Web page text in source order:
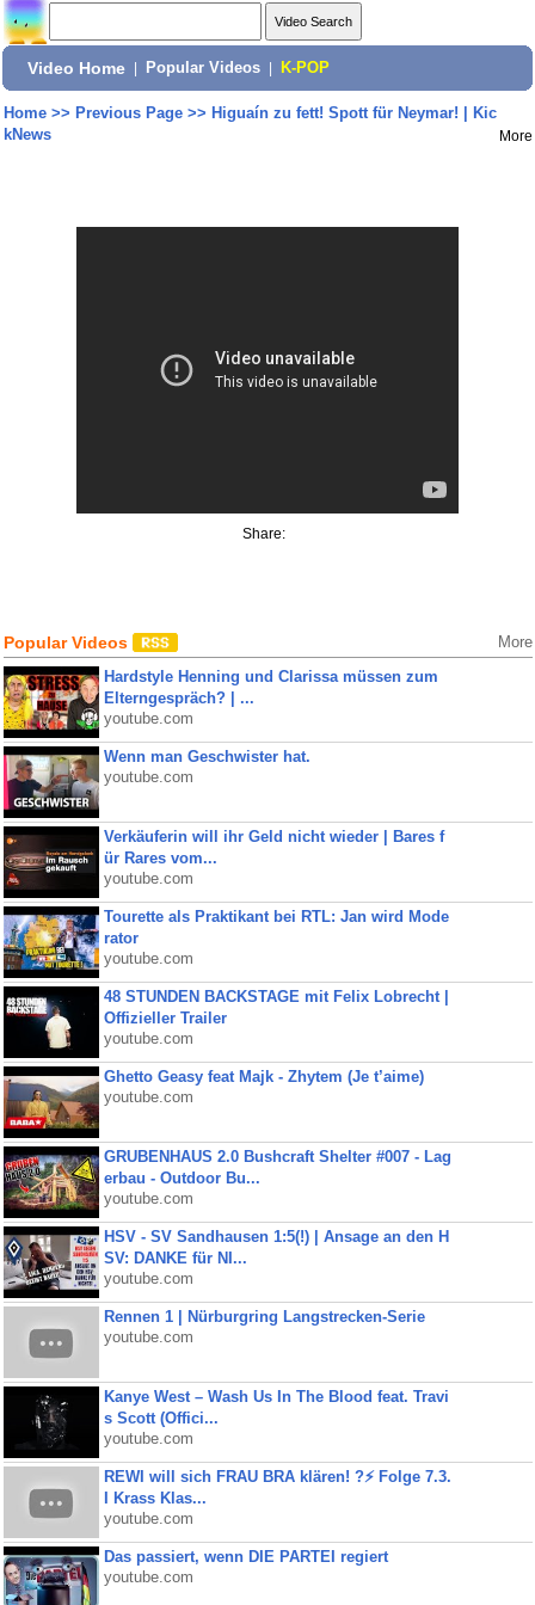
Video Home Popular Videos K-POP
Home>> Previous Page>> Higuaín zu fett! Spott für Neymar! | Kic
kNews
More
Share:
Popular Videos More
Hardstyle Henning und Clarissa müssen zum
Elterngespräch? | ...
youtube.com
Wenn man Geschwister hat.
youtube.com
Verkäuferin will ihr Geld nicht wieder | Bares f
ür Rares vom...
youtube.com
Tourette als Praktikant bei RTL: Jan wird Mode
rator
youtube.com
48 STUNDEN BACKSTAGE mit Felix Lobrecht |
Offizieller Trailer
youtube.com
Ghetto Geasy feat Majk - Zhytem (Je t’aime)
youtube.com
GRUBENHAUS 2.0 Bushcraft Shelter #007 - Lag
erbau - Outdoor Bu...
youtube.com
HSV - SV Sandhausen 1:5(!) | Ansage an den H
SV: DANKE für NI...
youtube.com
Rennen 1 | Nürburgring Langstrecken-Serie
youtube.com
Kanye West – Wash Us In The Blood feat. Travi
s Scott (Offici...
youtube.com
REWI will sich FRAU BRA klären! ?⚡️ Folge 7.3.
I Krass Klas...
youtube.com
Das passiert, wenn DIE PARTEI regiert
youtube.com